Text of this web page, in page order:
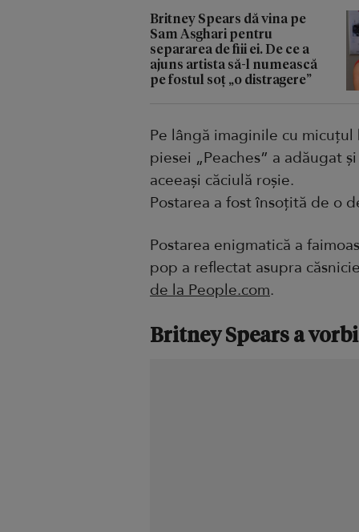
Britney Spears dă vina pe
Sam Asghari pentru
separarea de fiii ei. De ce a
ajuns artista să-l numească
pe fostul soț „o distragere”
Pe lângă imaginile cu
piesei „Peaches” a adăugat
aceeași căciulă roșie.
Postarea a fost însoțită de o
Postarea enigmatică a
pop a reflectat asupra
de la People.com.
Britney Spears a